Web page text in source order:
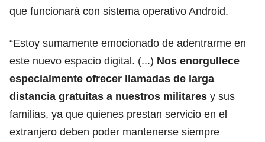
que funcionará con sistema operativo Android.
“Estoy sumamente emocionado de adentrarme en
este nuevo espacio digital. (...) Nos enorgullece
especialmente ofrecer llamadas de larga
distancia gratuitas a nuestros militares y sus
familias, ya que quienes prestan servicio en el
extranjero deben poder mantenerse siempre